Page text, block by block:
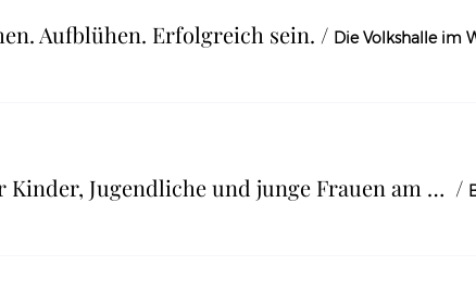
Aufblühen. Erfolgreich sein. /
InfoAbend Patenschaft für Kinder, Jugendliche und junge Frauen am 21.10.2026 /